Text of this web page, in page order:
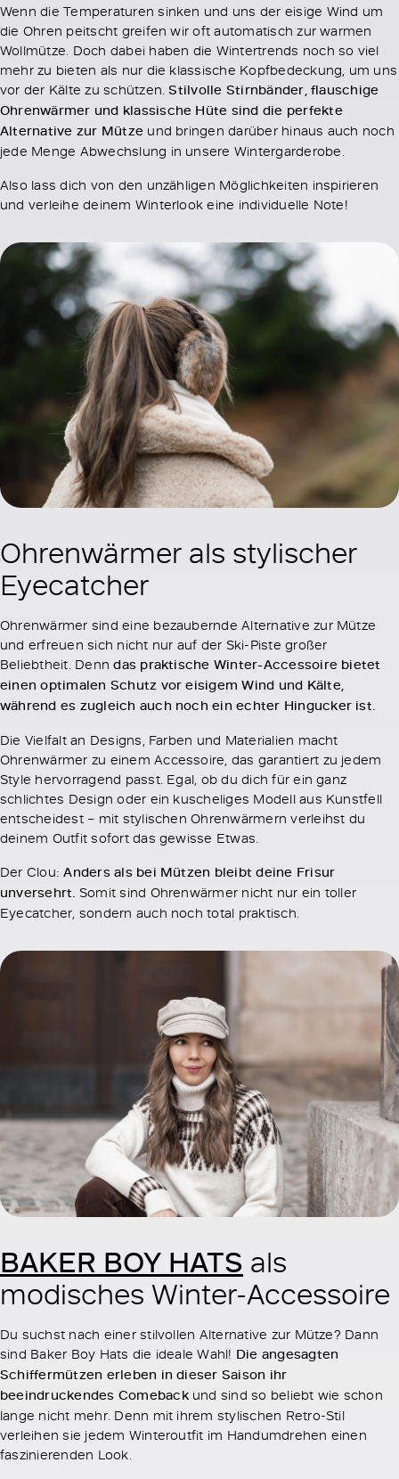
Wenn die Temperaturen sinken und uns der eisige Wind um
die Ohren peitscht greifen wir oft automatisch zur warmen
Wollmütze. Doch dabei haben die Wintertrends noch so viel
mehr zu bieten als nur die klassische Kopfbedeckung, um uns
vor der Kälte zu schützen.Stilvolle Stirnbänder, flauschige
Ohrenwärmer und klassische Hüte sind die perfekte
Alternative zur Mütze und bringen darüber hinaus auch noch
jede Menge Abwechslung in unsere Wintergarderobe.
Also lass dich von den unzähligen Möglichkeiten inspirieren
und verleihe deinem Winterlook eine individuelle Note!
Ohrenwärmer als stylischer
Eyecatcher
Ohrenwärmer sind eine bezaubernde Alternative zur Mütze
und erfreuen sich nicht nur auf der Ski-Piste großer
Beliebtheit. Denndas praktische Winter-Accessoire bietet
einen optimalen Schutz vor eisigem Wind und Kälte,
während es zugleich auch noch ein echter Hingucker ist.
Die Vielfalt an Designs, Farben und Materialien macht
Ohrenwärmer zu einem Accessoire, das garantiert zu jedem
Style hervorragend passt. Egal, ob du dich für ein ganz
schlichtes Design oder ein kuscheliges Modell aus Kunstfell
entscheidest – mit stylischen Ohrenwärmern verleihst du
deinem Outfit sofort das gewisse Etwas.
Der Clou:Anders als bei Mützen bleibt deine Frisur
unversehrt. Somit sind Ohrenwärmer nicht nur ein toller
Eyecatcher, sondern auch noch total praktisch.
BAKER BOY HATS als
modisches Winter-Accessoire
Du suchst nach einer stilvollen Alternative zur Mütze? Dann
sind Baker Boy Hats die ideale Wahl! Die angesagten
Schiffermützen erleben in dieser Saison ihr
beeindruckendes Comebackund sind so beliebt wie schon
lange nicht mehr. Denn mit ihrem stylischen Retro-Stil
verleihen sie jedem Winteroutfit im Handumdrehen einen
faszinierenden Look.